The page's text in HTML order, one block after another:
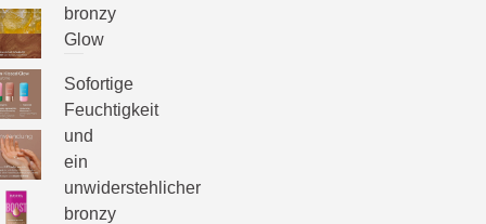
bronzy
Glow
Sofortige
Feuchtigkeit
und
ein
unwiderstehlicher
bronzy